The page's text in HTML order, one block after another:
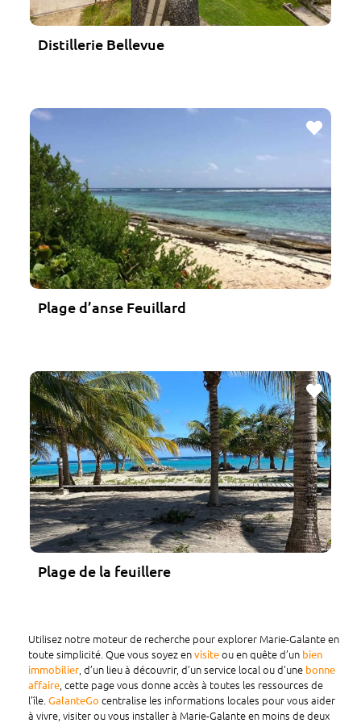
Distillerie Bellevue
Plage d’anse Feuillard
Plage de la feuillere
Utilisez notre moteur de recherche pour explorer Marie-Galante en
toute simplicité. Que vous soyez envisiteou en quête d’un bien
immobilier , d’un lieu à découvrir, d’un service local ou d’une bonne
affaire , cette page vous donne accès à toutes les ressources de
l’île. GalanteGo centralise les informations locales pour vous aider
à vivre, visiter ou vous installer à Marie-Galante en moins de deux